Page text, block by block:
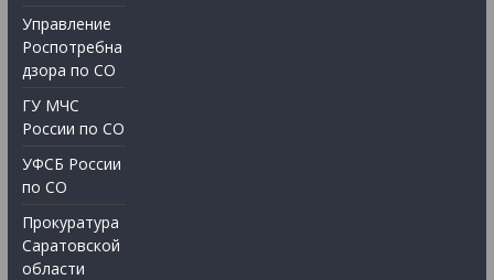
Управление
Роспотребна
дзора по СО
ГУ МЧС
России по СО
УФСБ России
по СО
Прокуратура
Саратовской
области